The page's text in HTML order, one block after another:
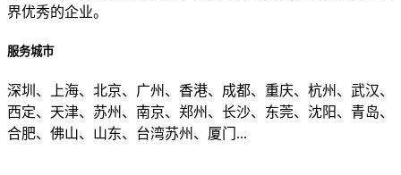
界优秀的企业。
服务城市
深圳、上海、北京、广州、香港、成都、重庆、杭州、武汉、
西定、天津、苏州、南京、郑州、长沙、东莞、沈阳、青岛、
合肥、佛山、山东、台湾苏州、厦门...